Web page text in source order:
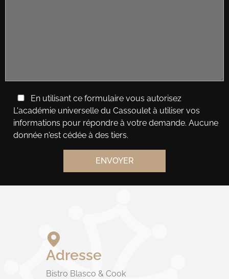
En utilisant ce formulaire vous autorisez
L'académie universelle du Cassoulet à utiliser vos
informations pour répondre à votre demande. Aucune
donnée n'est cédée à des tiers.
Adresse
Bistro Blasco & Cook